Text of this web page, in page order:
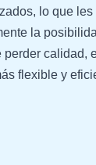
lo que
la
calidad,
flexible y